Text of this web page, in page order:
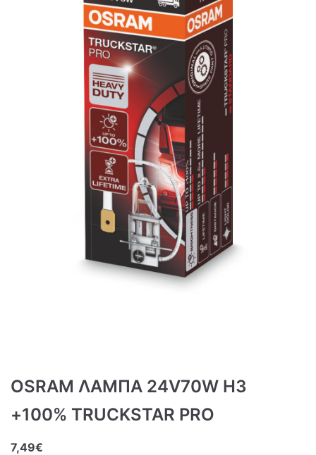
OSRAM ΛΑΜΠΑ 24V70W Η3
+100% TRUCKSTAR PRO
7,49€